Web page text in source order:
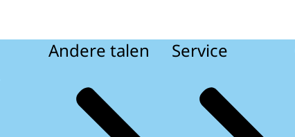
Andere talen Service